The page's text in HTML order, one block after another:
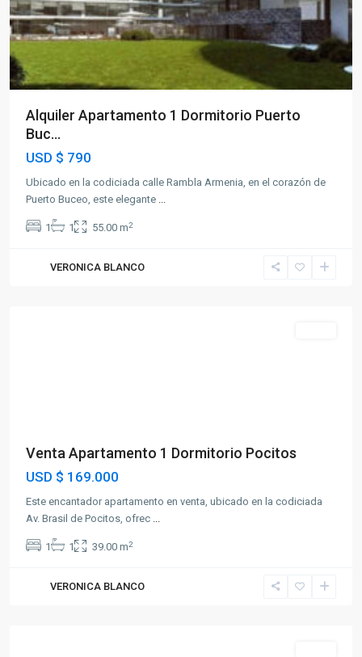
Alquiler Apartamento 1 Dormitorio Puerto
Buc...
USD $ 790
Ubicado en la codiciada calle Rambla Armenia, en el corazón de
Puerto Buceo, este elegante ...
1 1 55.00 m2
VERONICA BLANCO
Venta Apartamento 1 Dormitorio Pocitos
USD $ 169.000
Este encantador apartamento en venta, ubicado en la codiciada
Av. Brasil de Pocitos, ofrec ...
1 1 39.00 m2
VERONICA BLANCO